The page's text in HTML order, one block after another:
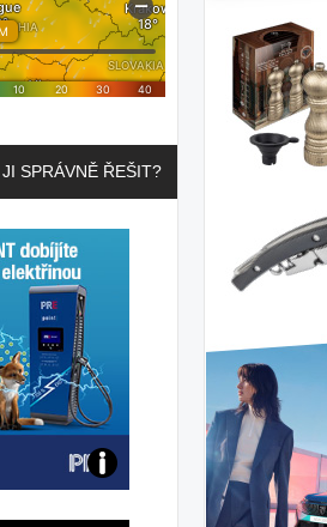
SPRÁVNĚ ŘEŠIT?
Poznejte